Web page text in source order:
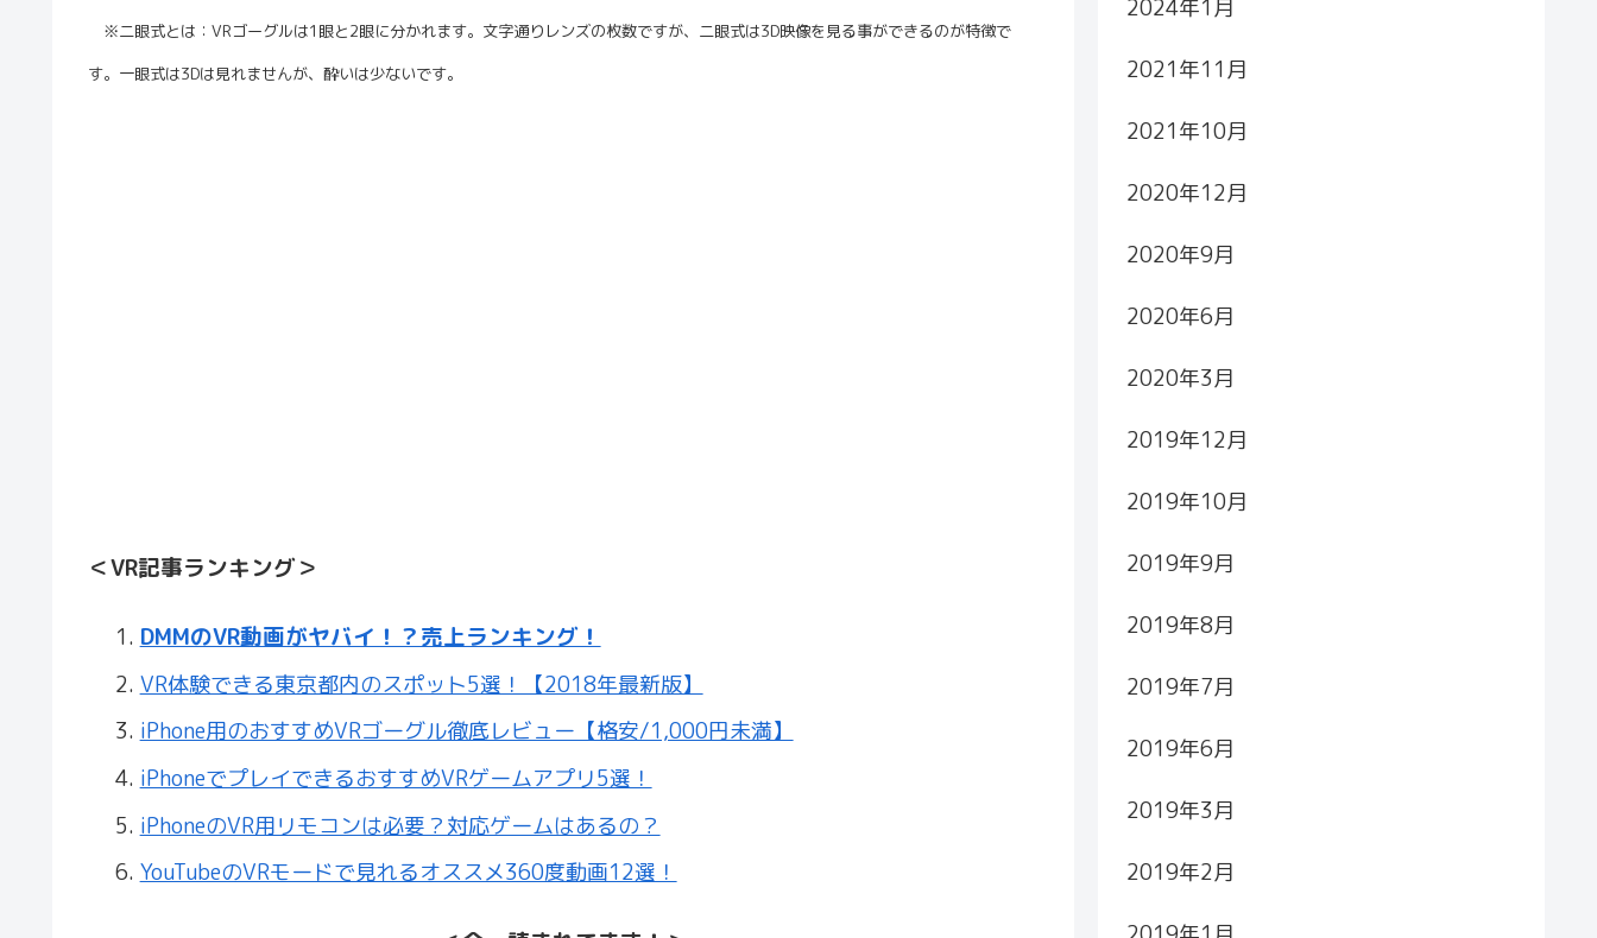
※二眼式とは：VRゴーグルは1眼と2眼に分かれます。文字通りレンズの枚数ですが、二眼式は3D映像を見る事ができるのが特徴で
す。一眼式は3Dは見れませんが、酔いは少ないです。
＜VR記事ランキング＞
DMMのVR動画がヤバイ！？売上ランキング！
VR体験できる東京都内のスポット5選！【2018年最新版】
iPhone用のおすすめVRゴーグル徹底レビュー【格安/1,000円未満】
iPhoneでプレイできるおすすめVRゲームアプリ5選！
iPhoneのVR用リモコンは必要？対応ゲームはあるの？
YouTubeのVRモードで見れるオススメ360度動画12選！
2024年1月
2021年11月
2021年10月
2020年12月
2020年9月
2020年6月
2020年3月
2019年12月
2019年10月
2019年9月
2019年8月
2019年7月
2019年6月
2019年3月
2019年2月